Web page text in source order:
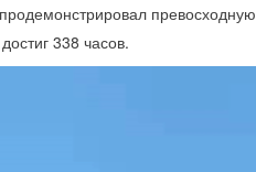
338 часов.